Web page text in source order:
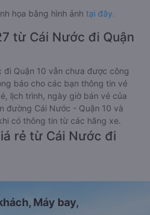
họa bằng hình ảnh tại đây.
từ Cái Nước đi Quận
Quận 10 vẫn chưa được công
báo cho các bạn thông tin vé
lịch trình, ngày giờ bán vé của
đường Cái Nước - Quận 10 và
có thông tin từ các hãng xe.
rẻ từ Cái Nước đi
Máy bay,